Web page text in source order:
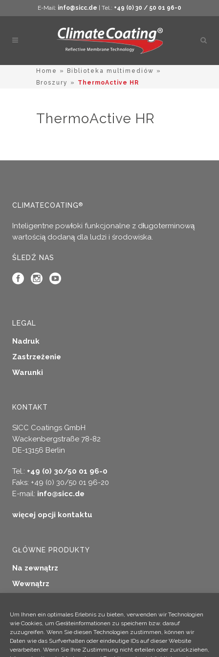
Um Ihnen ein optimales Erlebnis zu bieten, verwenden wir Technologien
wie Cookies, um Geräteinformationen zu speichern bzw. darauf
zuzugreifen. Wenn Sie diesen Technologien zustimmen, können wir
Daten wie das Surfverhalten oder eindeutige IDs auf dieser Website
verarbeiten. Wenn Sie Ihre Zustimmung nicht erteilen oder zurückziehen,
E-Mail: info@sicc.de | Tel.: +49 (0) 30 / 50 01 96-0
Home » Biblioteka multimediów »
Broszury
» ThermoActive HR
ThermoActive HR
CLIMATECOATING®
Inteligentne powłoki funkcjonalne z długoterminową
wartością dodaną dla ludzi i środowiska.
ŚLEDŹ NAS
LEGAL
Nadruk
Zastrzeżenie
Warunki
KONTAKT
SICC Coatings GmbH
Wackenbergstraße 78-82
DE-13156 Berlin
Tel.: +49 (0) 30/50 01 96-0
Faks: +49 (0) 30/50 01 96-20
E-mail: info@sicc.de
więcej opcji kontaktu
GŁÓWNE PRODUKTY
Na zewnątrz
Wewnątrz
Konserwacja drewna
Zastosowania przemysłowe
Produkty dodatkowe